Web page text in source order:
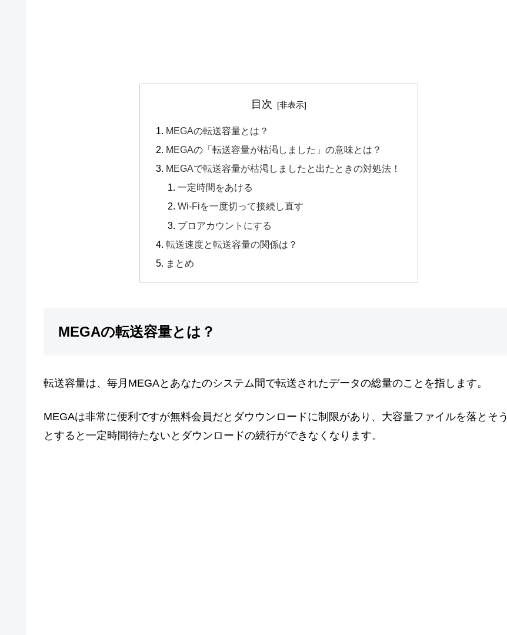
目次
MEGAの転送容量とは？
MEGAの「転送容量が枯渇しました」の意味とは？
MEGAで転送容量が枯渇しましたと出たときの対処法！
一定時間をあける
Wi-Fiを一度切って接続し直す
プロアカウントにする
転送速度と転送容量の関係は？
まとめ
MEGAの転送容量とは？
転送容量は、毎月MEGAとあなたのシステム間で転送されたデータの総量のことを指します。
MEGAは非常に便利ですが無料会員だとダウウンロードに制限があり、大容量ファイルを落とそう
とすると一定時間待たないとダウンロードの続行ができなくなります。